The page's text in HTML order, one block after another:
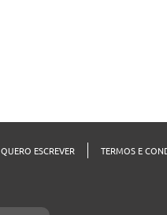
QUERO ESCREVER TERMOS E